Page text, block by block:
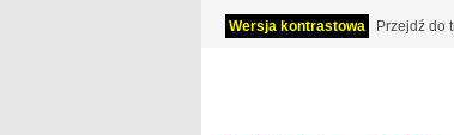
Wersja kontrastowa Przejdź do